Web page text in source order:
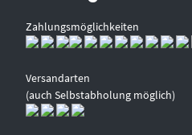
Zahlungsmöglichkeiten
Versandarten
(auch Selbstabholung möglich)